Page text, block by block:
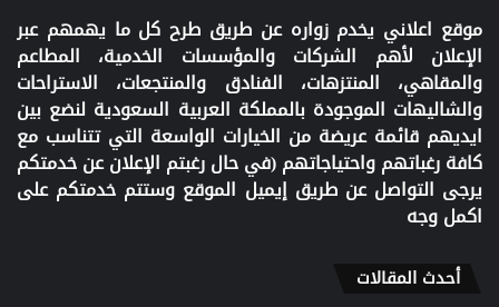
موقع اعلاني يخدم زواره عن طريق طرح كل ما يهمهم عبر
الإعلان لأهم الشركات والمؤسسات الخدمية، المطاعم
والمقاهي، المنتزهات، الفنادق والمنتجعات، الاستراحات
والشاليهات الموجودة بالمملكة العربية السعودية لنضع بين
ايديهم قائمة عريضة من الخيارات الواسعة التي تتناسب مع
كافة رغباتهم واحتياجاتهم (في حال رغبتم الإعلان عن خدمتكم
يرجى التواصل عن طريق إيميل الموقع وستتم خدمتكم على
اكمل وجه
أحدث المقالات